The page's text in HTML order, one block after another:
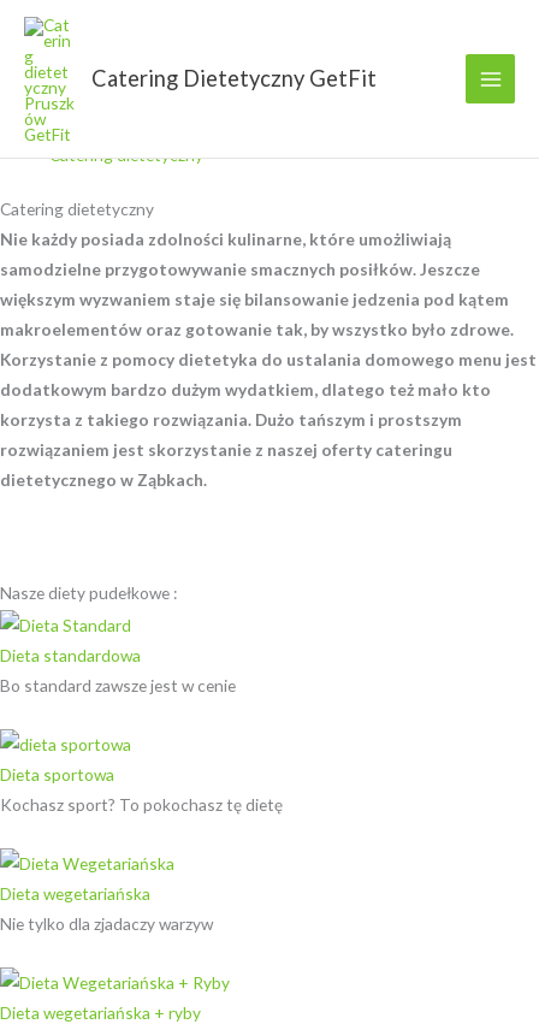
Przejdź
treści
Catering Dietetyczny GetFit
GetFit
Catering dietetyczny
Catering dietetyczny
Nie każdy posiada zdolności kulinarne, które umożliwiają
samodzielne przygotowywanie smacznych posiłków. Jeszcze
większym wyzwaniem staje się bilansowanie jedzenia pod kątem
makroelementów oraz gotowanie tak, by wszystko było zdrowe.
Korzystanie z pomocy dietetyka do ustalania domowego menu jest
dodatkowym bardzo dużym wydatkiem, dlatego też mało kto
korzysta z takiego rozwiązania. Dużo tańszym i prostszym
rozwiązaniem jest skorzystanie z naszej oferty cateringu
dietetycznego w Ząbkach.
Nasze diety pudełkowe :
Dieta standardowa
Bo standard zawsze jest w cenie
Dieta sportowa
Kochasz sport? To pokochasz tę dietę
Dieta wegetariańska
Nie tylko dla zjadaczy warzyw
Dieta wegetariańska + ryby